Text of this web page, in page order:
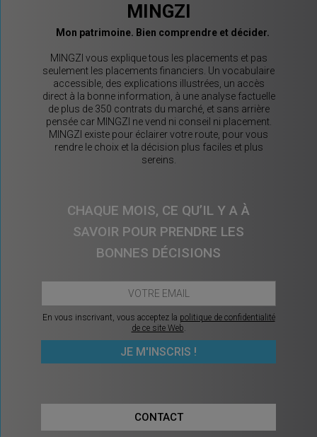
MINGZI
Mon patrimoine. Bien comprendre et décider.
MINGZI vous explique tous les placements et pas
seulement les placements financiers. Un vocabulaire
accessible, des explications illustrées, un accès
direct à la bonne information, à une analyse factuelle
de plus de 350 contrats du marché, et sans arrière
pensée car MINGZI ne vend ni conseil ni placement.
MINGZI existe pour éclairer votre route, pour vous
rendre le choix et la décision plus faciles et plus
sereins.
CHAQUE MOIS, CE QU’IL Y A À
SAVOIR POUR PRENDRE LES
BONNES DÉCISIONS
En vous inscrivant, vous acceptez la politique de confidentialité
de ce site Web.
CONTACT